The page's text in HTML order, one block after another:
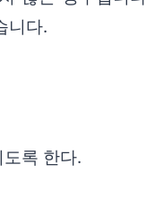
니다.
록 한다.